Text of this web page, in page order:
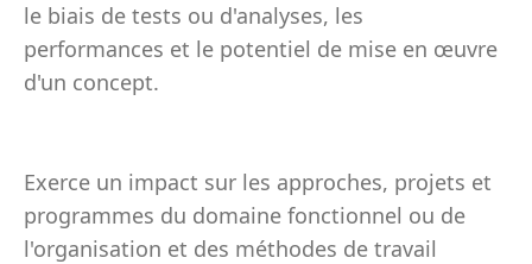
le biais de tests ou d'analyses, les
performances et le potentiel de mise en œuvre
d'un concept.
Exerce un impact sur les approches, projets et
programmes du domaine fonctionnel ou de
l'organisation et des méthodes de travail